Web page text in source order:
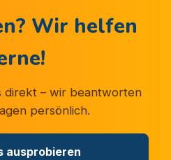
Wir helfen
direkt – wir beantworten
persönlich.
ausprobieren